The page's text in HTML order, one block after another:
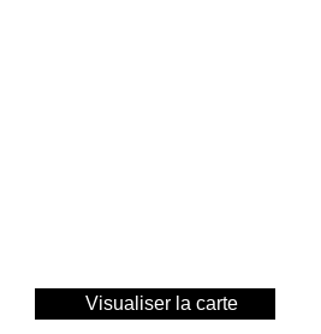
Visualiser la carte